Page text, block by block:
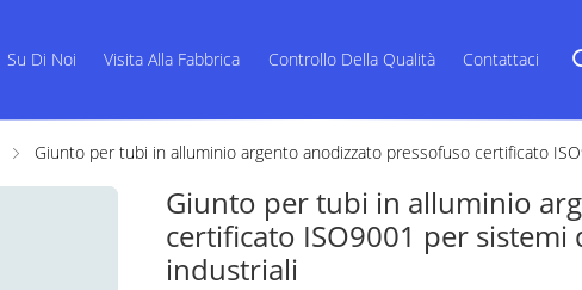
Su Di Noi Visita Alla Fabbrica Controllo Della Qualità Contattaci
Giunto per tubi in alluminio argento anodizzato pressofuso certificato
Giunto per tubi in alluminio
certificato ISO9001 per
industriali